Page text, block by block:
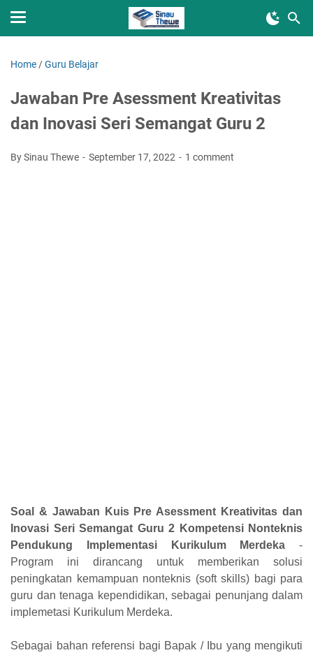
Home /Guru Belajar
Jawaban Pre Asessment Kreativitas
dan Inovasi Seri Semangat Guru 2
By Sinau Thewe September 17, 2022 1 comment
Soal & Jawaban Kuis Pre Asessment Kreativitas dan
Inovasi Seri Semangat Guru 2 Kompetensi Nonteknis
Pendukung Implementasi Kurikulum Merdeka -
Program ini dirancang untuk memberikan solusi
peningkatan kemampuan nonteknis (soft skills) bagi para
guru dan tenaga kependidikan, sebagai penunjang dalam
implemetasi Kurikulum Merdeka.
Sebagai bahan referensi bagi Bapak / Ibu yang mengikuti